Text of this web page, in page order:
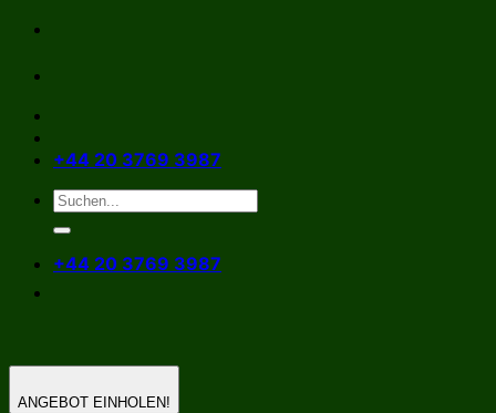
Zum
springen
+44 20 3769 3987
+44 20 3769 3987
ANGEBOT EINHOLEN!